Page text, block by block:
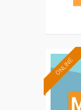
ONLINE